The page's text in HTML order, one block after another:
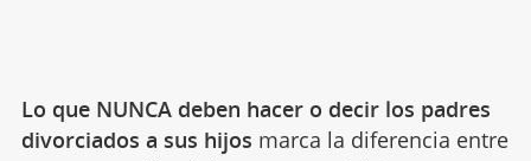
Lo que NUNCA deben hacer o decir los padres
divorciados a sus hijos marca la diferencia entre